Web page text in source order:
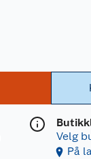
Velg
På